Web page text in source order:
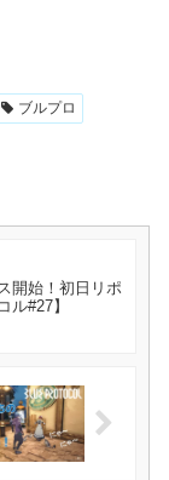
ブルプロ
開始！初日リポ
ル#27】